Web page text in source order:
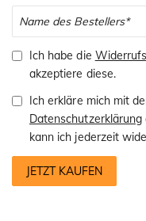
Ich habe die
akzeptiere diese.
Ich erkläre mich mit
Datenschutzerklärung
kann ich jederzeit
JETZT KAUFEN